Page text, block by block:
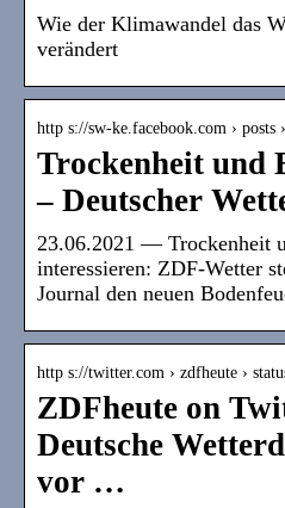
Wie der Klimawandel das
verändert
http s://sw-ke.facebook.com › posts
Trockenheit und
– Deutscher
23.06.2021 — Trockenheit
interessieren: ZDF-Wetter
Journal den neuen
http s://twitter.com › zdfheute ›
ZDFheute on
Deutsche
vor …